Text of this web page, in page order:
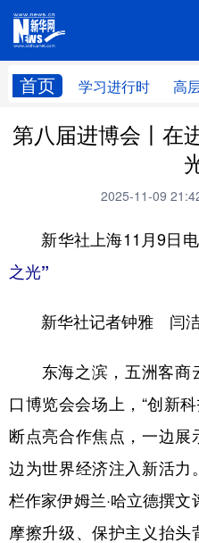
首页 学习进行时 高
网
学习进行时 高层
科技 科创
访谈 视频
食品 人居
学术中国 乡村振兴
城市 旅游
彩票 娱乐
第八届进博会丨在
2025-11-09
新华社上海11月9日电
之光”
新华社记者钟雅 闫
东海之滨，五洲客商
口博览会会场上，“创新科
断点亮合作焦点，一边展
边为世界经济注入新活力
栏作家伊姆兰·哈立德撰文
摩擦升级、保护主义抬头